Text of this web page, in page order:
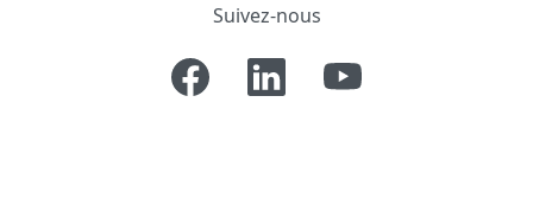
Suivez-nous